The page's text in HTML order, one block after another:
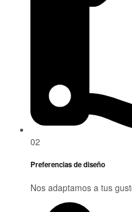
02
Preferencias de diseño
Nos adaptamos a tus